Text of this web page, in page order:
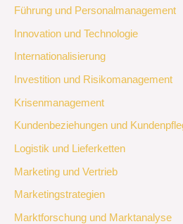
Führung und Personalmanagement
Innovation und Technologie
Internationalisierung
Investition und Risikomanagement
Krisenmanagement
Kundenbeziehungen und
Logistik und Lieferketten
Marketing und Vertrieb
Marketingstrategien
Marktforschung und Marktanalyse